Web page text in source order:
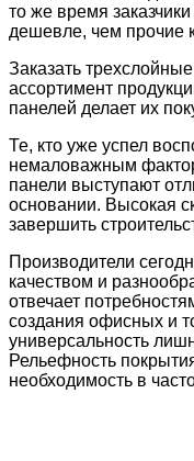
то же время
дешевле, чем прочие
Заказать
ассортимент
панелей делает их
Те, кто уже успел
немаловажным
панели выступают
основании. Высокая
завершить
Производители
качеством и
отвечает
создания офисных и
универсальность
Рельефность
необходимость в